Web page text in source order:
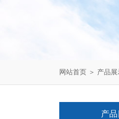
网站首页 ＞ 产品展
产